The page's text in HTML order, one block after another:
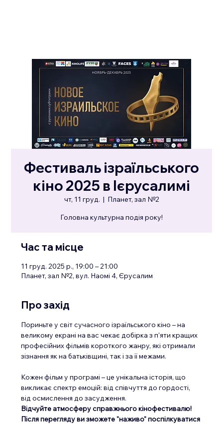
Фестиваль ізраїльського
кіно 2025 в Ієрусалимі
чт, 11 груд.
  |
Планет, зал №2
Головна культурна подія року!
Час та місце
11 груд. 2025 р., 19:00 – 21:00
Планет, зал №2, вул. Наомі 4, Єрусалим
Про захід
Пориньте у світ сучасного ізраїльського кіно – на
великому екрані на вас чекає добірка з п'яти кращих
професійних фільмів короткого жанру, які отримали
зізнання як на батьківщині, так і за її межами.
Кожен фільм у програмі – це унікальна історія, що
викликає спектр емоцій: від співчуття до гордості,
від осмислення до засудження.
Відчуйте атмосферу справжнього кінофестивалю!
Після перегляду ви зможете "наживо" поспілкуватися